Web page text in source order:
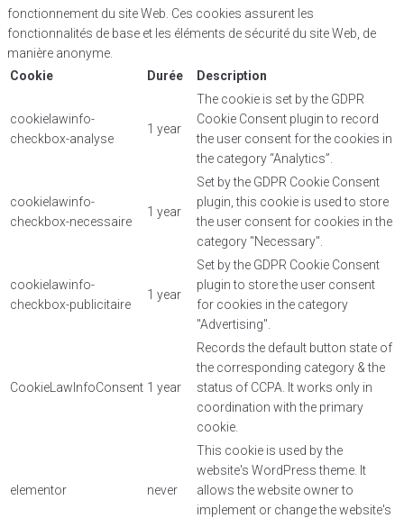
fonctionnement du site Web. Ces cookies assurent les
fonctionnalités de base et les éléments de sécurité du site Web, de
manière anonyme.
Cookie
Durée Description
cookielawinfo-
checkbox-analyse
1 year
The cookie is set by the GDPR
Cookie Consent plugin to record
the user consent for the cookies in
the category “Analytics”.
cookielawinfo-
checkbox-necessaire
1 year
Set by the GDPR Cookie Consent
plugin, this cookie is used to store
the user consent for cookies in the
category "Necessary".
cookielawinfo-
checkbox-publicitaire
1 year
Set by the GDPR Cookie Consent
plugin to store the user consent
for cookies in the category
"Advertising".
CookieLawInfoConsent 1 year
Records the default button state of
the corresponding category & the
status of CCPA. It works only in
coordination with the primary
cookie.
elementor never
This cookie is used by the
website's WordPress theme. It
allows the website owner to
implement or change the website's